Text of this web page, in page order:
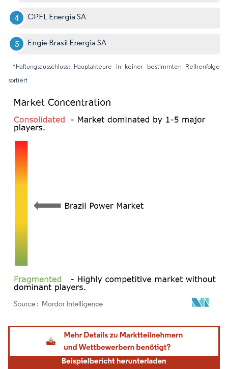
CPFL Energia SA
Engie Brasil Energia SA
*Haftungsausschluss: Hauptakteure in keiner bestimmten Reihenfolge
sortiert
Bild © Mordor Intelligence. Wiederverwendung erfordert Namensnennung gemäß